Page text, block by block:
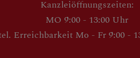
Kanzleiöffnungszeiten:
MO 9:00 - 13:00 Uhr
Erreichbarkeit Mo - Fr 9:00 -